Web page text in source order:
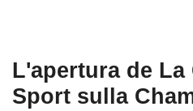
L'apertura de La
Sport sulla